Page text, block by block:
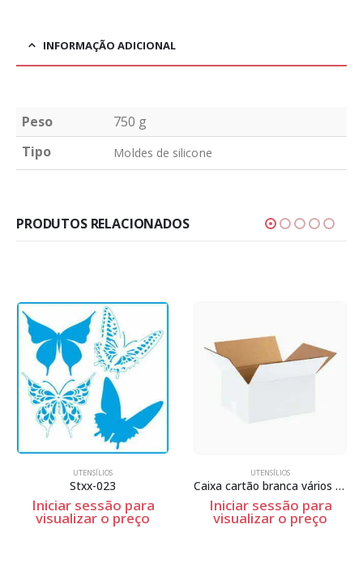
INFORMAÇÃO ADICIONAL
Peso
750 g
Tipo
Moldes de silicone
PRODUTOS RELACIONADOS
UTENSÍLIOS
Stxx-023
Iniciar sessão para
visualizar o preço
UTENSÍLIOS
Caixa cartão branca vários tamanhos
Iniciar sessão para
visualizar o preço